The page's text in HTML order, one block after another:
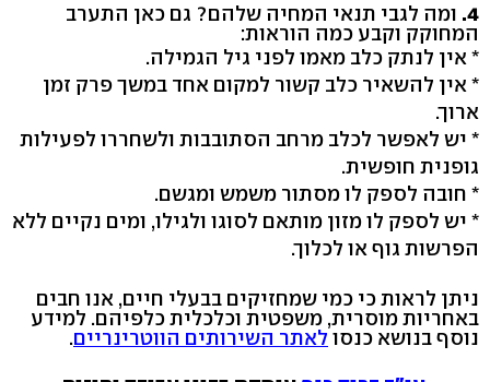
4. ומה לגבי תנאי המחיה שלהם? גם כאן התערב
המחוקק וקבע כמה הוראות:
* אין לנתק כלב מאמו לפני גיל הגמילה.
* אין להשאיר כלב קשור למקום אחד במשך פרק זמן
ארוך.
* יש לאפשר לכלב מרחב הסתובבות ולשחררו לפעילות
גופנית חופשית.
* חובה לספק לו מסתור משמש ומגשם.
* יש לספק לו מזון מותאם לסוגו ולגילו, ומים נקיים ללא
הפרשות גוף או לכלוך.
ניתן לראות כי כמי שמחזיקים בבעלי חיים, אנו חבים
באחריות מוסרית, משפטית וכלכלית כלפיהם. למידע
נוסף בנושא כנסו לאתר השירותים הווטרינריים.